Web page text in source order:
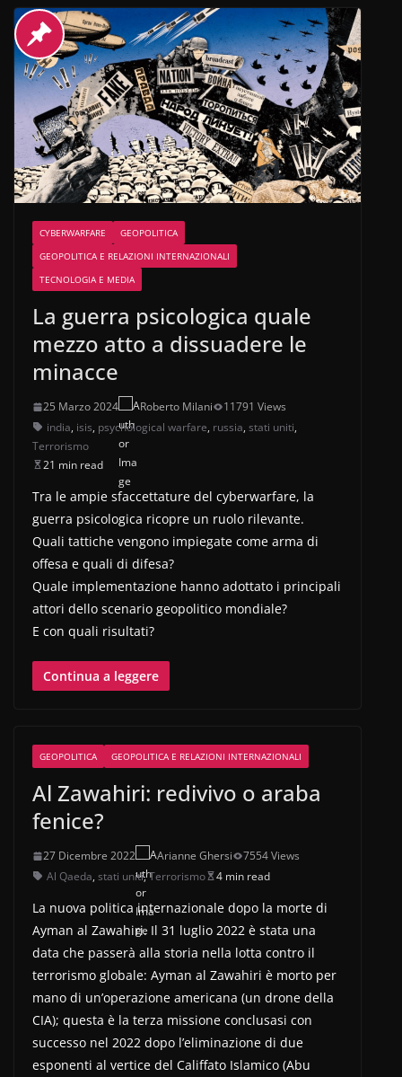
CYBERWARFARE
GEOPOLITICA
GEOPOLITICA E RELAZIONI INTERNAZIONALI
TECNOLOGIA E MEDIA
La guerra psicologica quale
mezzo atto a dissuadere le
minacce
25 Marzo 2024 Roberto Milani
11791 Views
india, isis, psychological warfare, russia, stati uniti,
Terrorismo
21 min read
Tra le ampie sfaccettature del cyberwarfare, la
guerra psicologica ricopre un ruolo rilevante.
Quali tattiche vengono impiegate come arma di
offesa e quali di difesa?
Quale implementazione hanno adottato i principali
attori dello scenario geopolitico mondiale?
E con quali risultati?
Continua a leggere
GEOPOLITICA GEOPOLITICA E RELAZIONI INTERNAZIONALI
Al Zawahiri: redivivo o araba
fenice?
27 Dicembre 2022 Arianne Ghersi
7554 Views
Al Qaeda, stati uniti,Terrorismo 4 min read
La nuova politica internazionale dopo la morte di
Ayman al Zawahiri. Il 31 luglio 2022 è stata una
data che passerà alla storia nella lotta contro il
terrorismo globale: Ayman al Zawahiri è morto per
mano di un’operazione americana (un drone della
CIA); questa è la terza missione conclusasi con
successo nel 2022 dopo l’eliminazione di due
esponenti al vertice del Califfato Islamico (Abu